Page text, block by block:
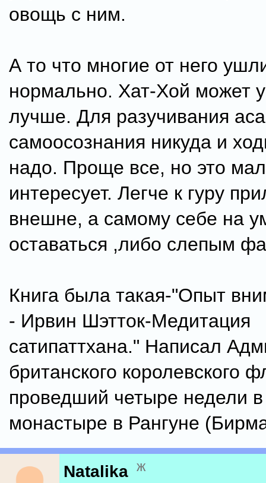
овощь с ним.
А то что многие от него
нормально. Хат-Хой может
лучше. Для разучивания
самоосознания никуда и
надо. Проще все, но это
интересует. Легче к гуру
внешне, а самому себе на
оставаться ,либо слепым
Книга была такая-"Опыт
- Ирвин Шэтток-Медитация
сатипаттхана." Написал
британского королевского
проведший четыре недели
монастыре в Рангуне
Natalika ж